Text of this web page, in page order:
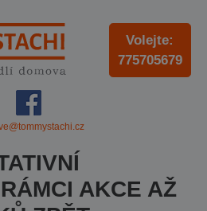
Volejte:
775705679
AKCE AŽ